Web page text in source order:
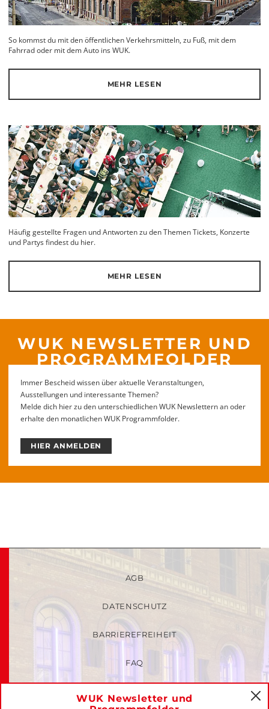
So kommst du mit den öffentlichen Verkehrsmitteln, zu Fuß, mit dem
Fahrrad oder mit dem Auto ins WUK.
MEHR LESEN
Häufig gestellte Fragen und Antworten zu den Themen Tickets, Konzerte
und Partys findest du hier.
MEHR LESEN
WUK NEWSLETTER UND
PROGRAMMFOLDER
Immer Bescheid wissen über aktuelle Veranstaltungen,
Ausstellungen und interessante Themen?
Melde dich hier zu den unterschiedlichen WUK Newslettern an oder
erhalte den monatlichen WUK Programmfolder.
HIER ANMELDEN
WUK Newsletter und
AGB
DATENSCHUTZ
BARRIEREFREIHEIT
FAQ